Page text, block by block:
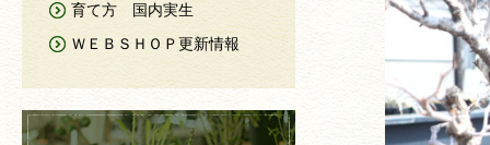
育て方 国内実生
ＷＥＢＳＨＯＰ更新情報